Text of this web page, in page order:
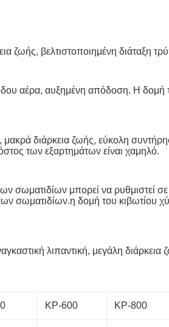
ζωής, βελτιστοποιημένη διάταξη
αέρα, αυξημένη απόδοση. Η δομή
μακρά διάρκεια ζωής, εύκολη
των εξαρτημάτων είναι χαμηλό.
σωματιδίων μπορεί να ρυθμιστεί
σωματιδίων.η δομή του κιβωτίου
λιπαντική, μεγάλη διάρκεια
KP-600 KP-800